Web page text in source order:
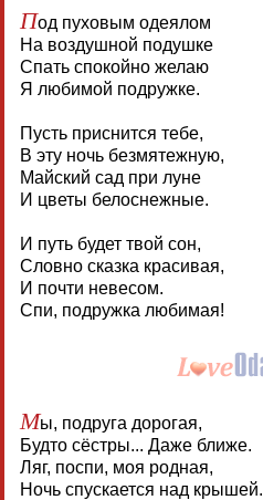
Под пуховым одеялом
На воздушной подушке
Спать спокойно желаю
Я любимой подружке.
Пусть приснится тебе,
В эту ночь безмятежную,
Майский сад при луне
И цветы белоснежные.
И путь будет твой сон,
Словно сказка красивая,
И почти невесом.
Спи, подружка любимая!
Мы, подруга дорогая,
Будто сёстры... Даже ближе.
Ляг, поспи, моя родная,
Ночь спускается над крышей.